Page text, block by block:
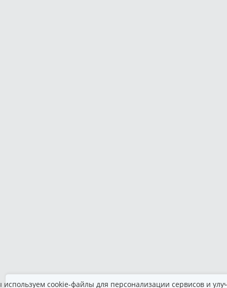
cookie-файлы для персонализации сервисов и